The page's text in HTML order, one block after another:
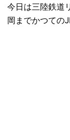
今日は三陸鉄道
岡までかつての